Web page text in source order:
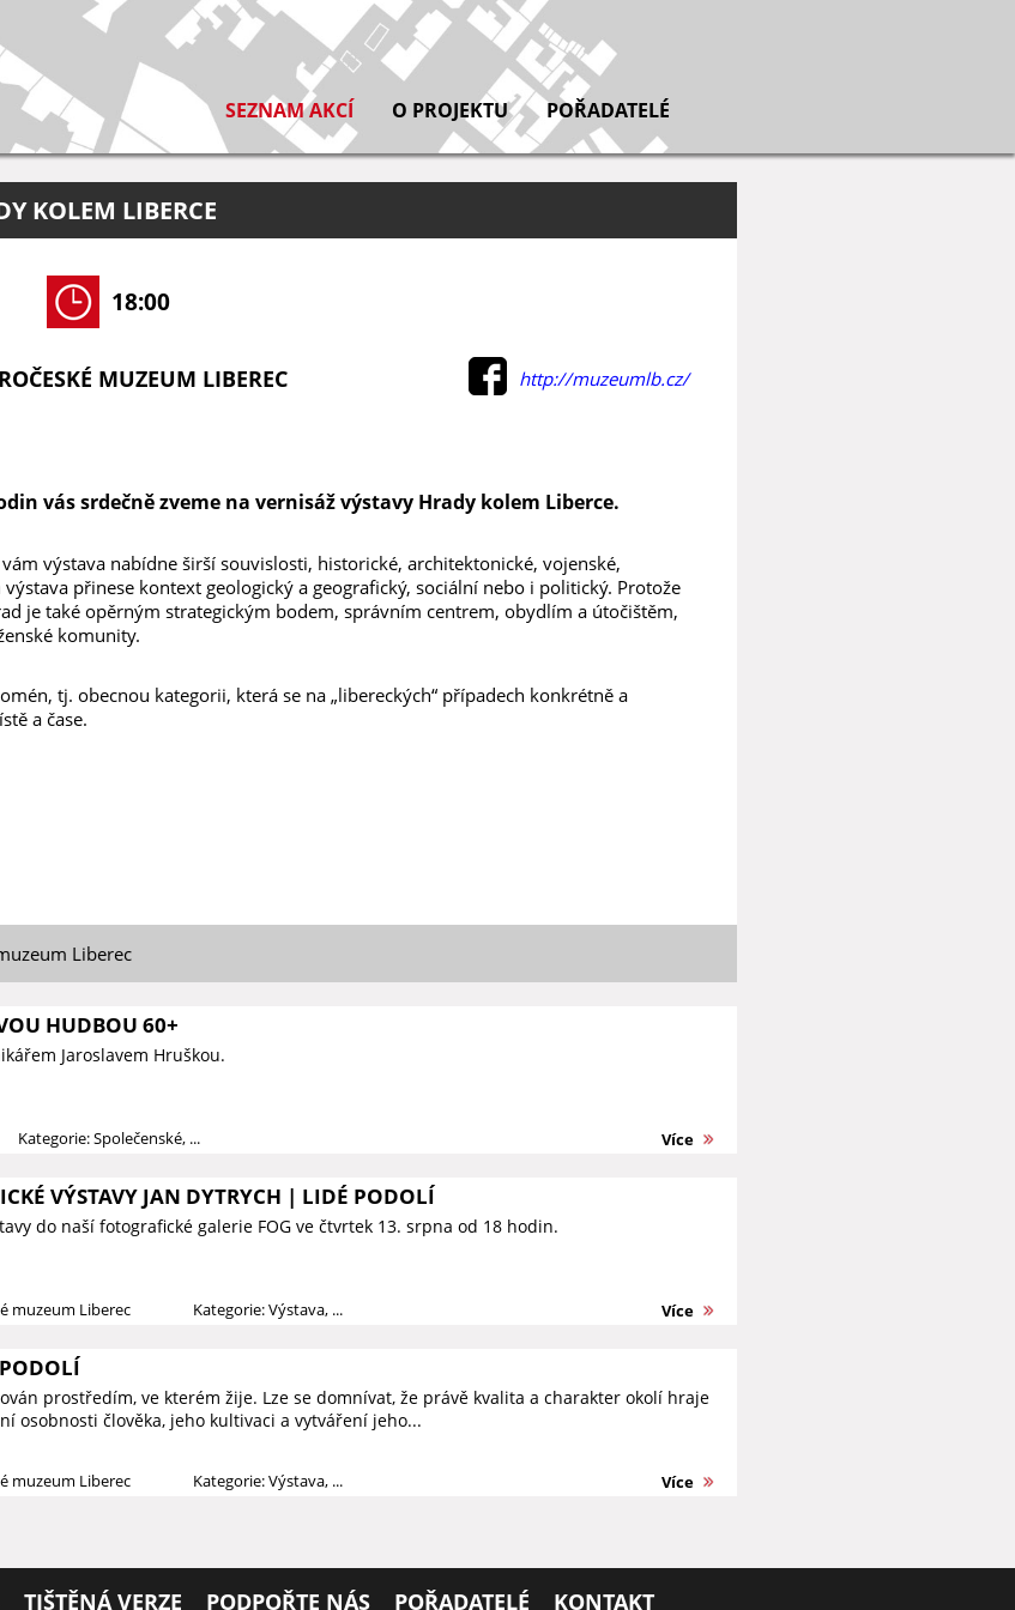
SEZNAM AKCÍ O PROJEKTU POŘADATELÉ
KOLEM LIBERCE
18:00
MUZEUM LIBEREC http://muzeumlb.cz/
vás srdečně zveme na vernisáž výstavy Hrady kolem Liberce.
výstava nabídne širší souvislosti, historické, architektonické, vojenské,
přinese kontext geologický a geografický, sociální nebo i politický. Protože
je také opěrným strategickým bodem, správním centrem, obydlím a útočištěm,
komunity.
tj. obecnou kategorii, která se na „libereckých“ případech konkrétně a
a čase.
Liberec
HUDBOU 60+
Jaroslavem Hruškou.
Kategorie: Společenské, ... Více
VÝSTAVY JAN DYTRYCH | LIDÉ PODOLÍ
do naší fotografické galerie FOG ve čtvrtek 13. srpna od 18 hodin.
muzeum Liberec Kategorie: Výstava, ... Více
prostředím, ve kterém žije. Lze se domnívat, že právě kvalita a charakter okolí hraje
osobnosti člověka, jeho kultivaci a vytváření jeho...
muzeum Liberec Kategorie: Výstava, ... Více
TIŠTĚNÁ VERZE PODPOŘTE NÁS POŘADATELÉ KONTAKT